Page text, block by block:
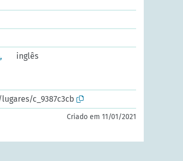
inglês
c_9387c3cb
Criado em 11/01/2021